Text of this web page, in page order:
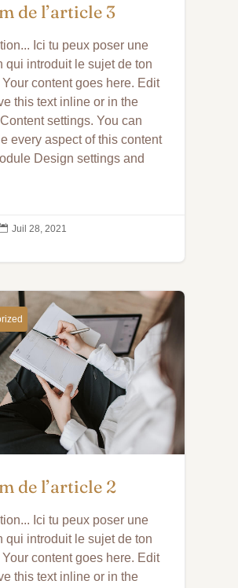
de l’article 3
Ici tu peux poser une
qui introduit le sujet de ton
content goes here. Edit
this text inline or in the
settings. You can
every aspect of this content
Design settings and
Juil 28, 2021
de l’article 2
Ici tu peux poser une
qui introduit le sujet de ton
content goes here. Edit
this text inline or in the